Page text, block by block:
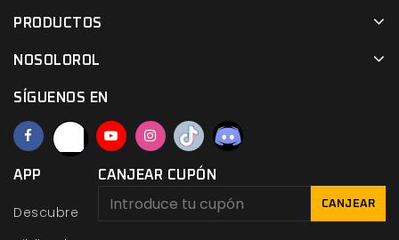
PRODUCTOS
NOSOLOROL
SÍGUENOS EN
APP
Descubre
CANJEAR CUPÓN
CANJEAR